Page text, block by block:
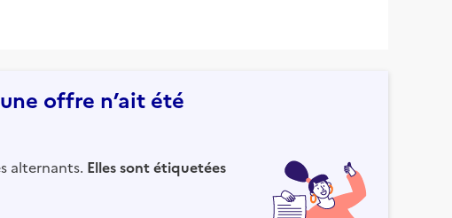
offre n’ait été
alternants. Elles sont étiquetées